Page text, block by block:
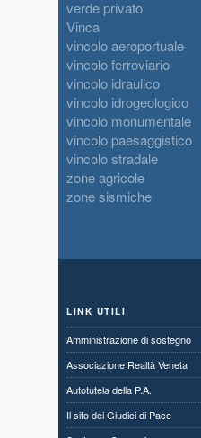
verde privato
Vinca
vincolo aeroportuale
vincolo ferroviario
vincolo idraulico
vincolo idrogeologico
vincolo monumentale
vincolo paesaggistico
vincolo stradale
zone agricole
zone sismiche
LINK UTILI
Amministrazione di sostegno
Associazione Realtà Veneta
Autotutela della P.A.
Il sito dei Giudici di Pace